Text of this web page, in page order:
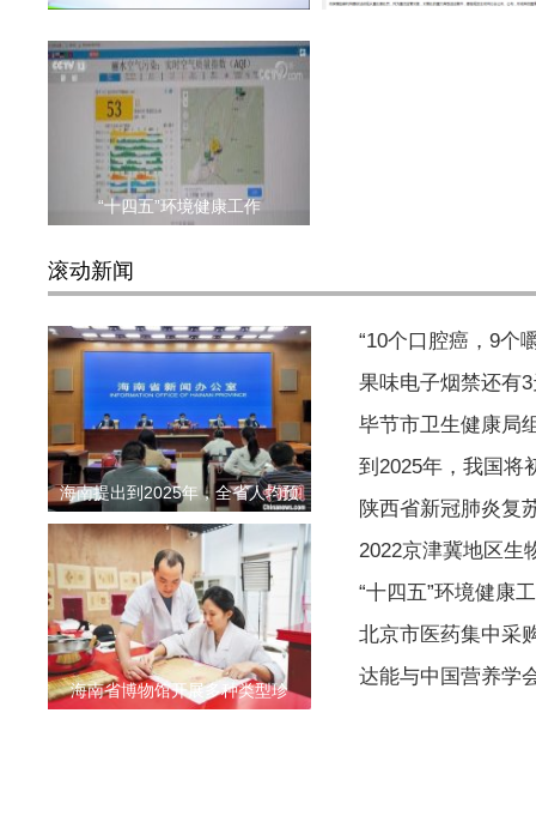
“十四五”环境健康工作
滚动新闻
海南提出到2025年，全省人均预
海南省博物馆开展多种类型珍
“10个口腔癌，9个
果味电子烟禁还有
毕节市卫生健康局
到2025年，我国将
陕西省新冠肺炎复
2022京津冀地区生
“十四五”环境健康
北京市医药集中采
达能与中国营养学